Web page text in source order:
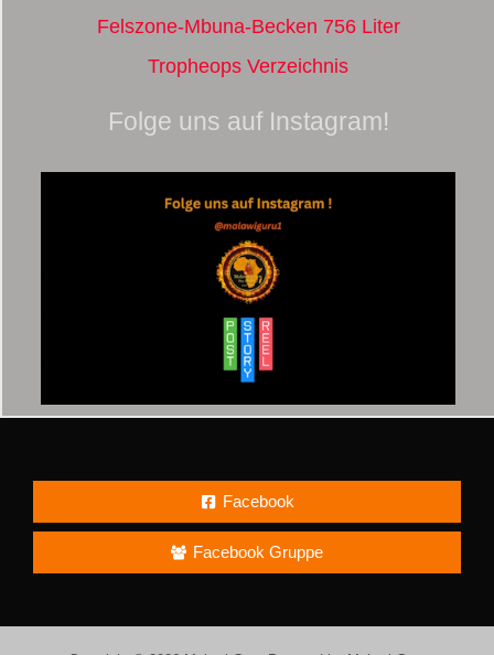
Felszone-Mbuna-Becken 756 Liter
Tropheops Verzeichnis
Folge uns auf Instagram!
Facebook
Facebook Gruppe